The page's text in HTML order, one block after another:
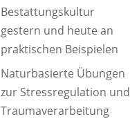
Bestattungskultur
gestern und heute an
praktischen Beispielen
Naturbasierte Übungen
zur Stressregulation und
Traumaverarbeitung